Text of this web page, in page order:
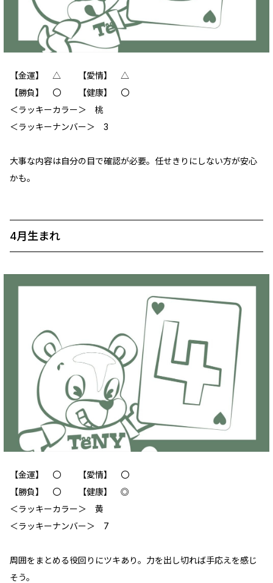
【金運】 △ 【愛情】 △
【勝負】 〇 【健康】 〇
＜ラッキーカラー＞ 桃
＜ラッキーナンバー＞ 3
大事な内容は自分の目で確認が必要。任せきりにしない方が安心
かも。
4月生まれ
【金運】 〇 【愛情】 〇
【勝負】 〇 【健康】 ◎
＜ラッキーカラー＞ 黄
＜ラッキーナンバー＞ 7
周囲をまとめる役回りにツキあり。力を出し切れば手応えを感じ
そう。